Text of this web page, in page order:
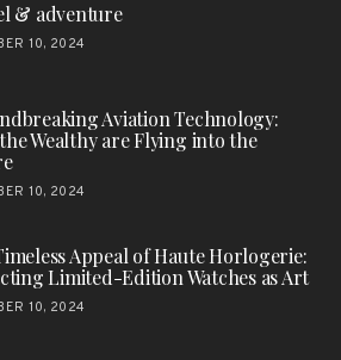
& adventure
10, 2024
Aviation Technology:
Wealthy are Flying into the
10, 2024
Appeal of Haute Horlogerie:
Limited-Edition Watches as Art
10, 2024